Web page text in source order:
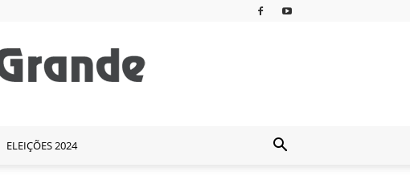
ELEIÇÕES 2024